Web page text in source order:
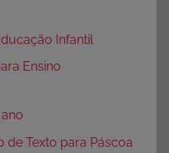
Infantil
Ensino
de Texto para Páscoa